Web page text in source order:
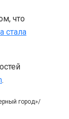
что
стала
.
город»/